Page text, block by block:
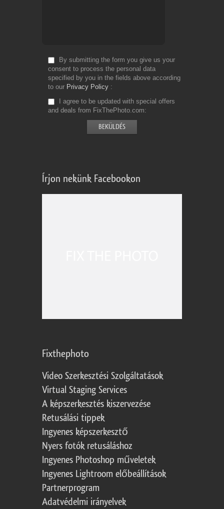
By submitting the form you give us your
consent to process the personal data
specified by you in the fields above according
to our Privacy Policy
I agree to be updated with special offers
and deals from FixThePhoto.com
Írjon nekünk Facebookon
Fixthephoto
Video Szerkesztési Szolgáltatások
Virtual Staging Services
A képszerkesztés kiszervezése
Retusálási tippek
Ingyenes képszerkesztő
Nyers fotók retusáláshoz
Ingyenes Photoshop műveletek
Ingyenes Lightroom előbeállítások
Partnerprogram
Adatvédelmi irányelvek